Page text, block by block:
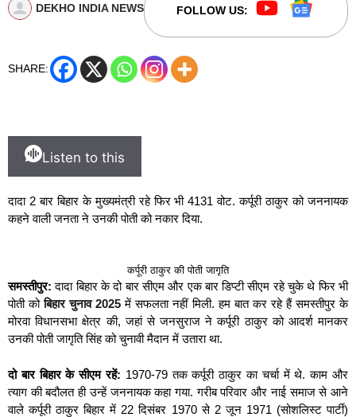
DEKHO INDIA NEWS FOLLOW US:
SHARE:
Listen to this
दादा 2 बार बिहार के मुख्यमंत्री रहे फिर भी 4131 वोट. कर्पूरी ठाकुर को जननायक
कहने वाली जनता ने उनकी पोती को नकार दिया.
कर्पूरी ठाकुर की पोती जागृति
समस्तीपुर: दादा बिहार के दो बार सीएम और एक बार डिप्टी सीएम रहे चुके थे फिर भी
पोती कोबिहार चुनाव 2025 में सफलता नहीं मिली. हम बात कर रहे हैं समस्तीपुर के
मोरवा विधानसभा क्षेत्र की, जहां से जनसुराज ने कर्पूरी ठाकुर को आदर्श मानकर
उनकी पोती जागृति सिंह को चुनावी मैदान में उतारा था.
दो बार बिहार के सीएम रहें: 1970-79 तक कर्पूरी ठाकुर का चर्चा में थे. काम और
त्याग की बदौलत ही उन्हें जननायक कहा गया. गरीब परिवार और नाई समाज से आने
वाले कर्पूरी ठाकुर बिहार में 22 दिसंबर 1970 से 2 जून 1971 (सोशलिस्ट पार्टी)